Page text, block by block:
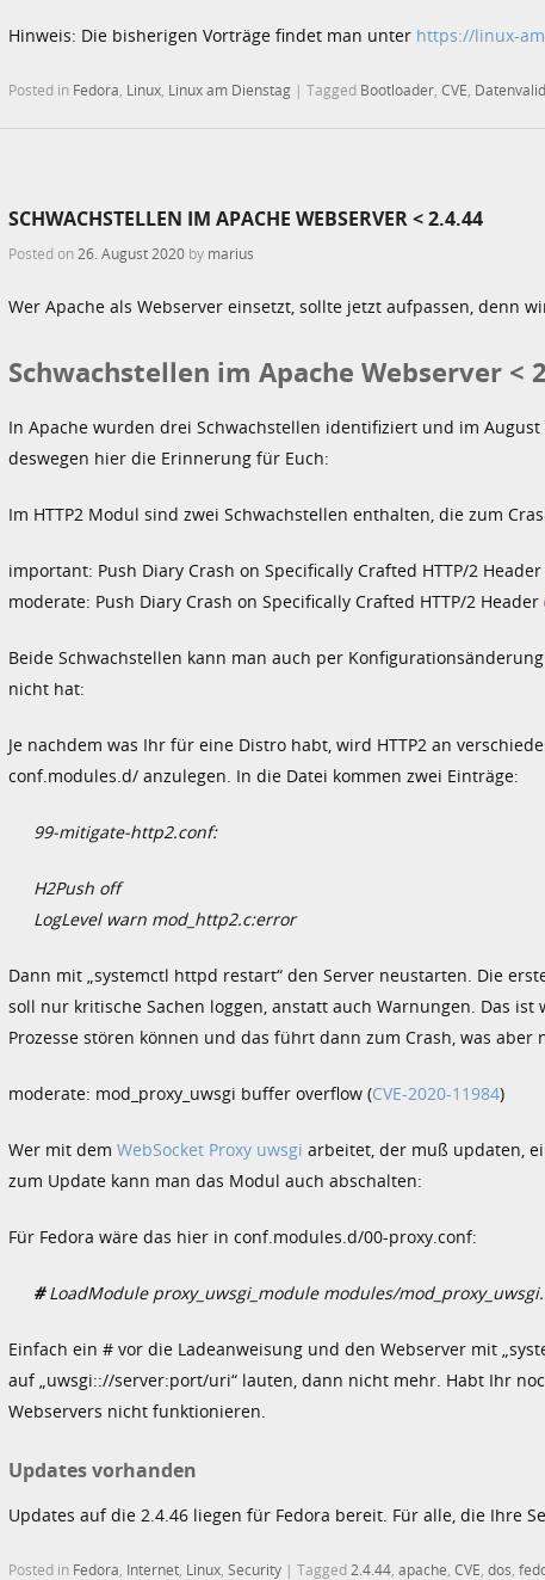
Hinweis: Die bisherigen Vorträge findet man unter https://linux-
Posted in Fedora Linux Linux am Dienstag | Tagged Bootloader CVE
SCHWACHSTELLEN IM APACHE WEBSERVER < 2.4.44
Posted on 26. August 2020 by marius
Wer Apache als Webserver einsetzt, sollte jetzt aufpassen, denn
Schwachstellen im Apache Webserver <
In Apache wurden drei Schwachstellen identifiziert und im
deswegen hier die Erinnerung für Euch:
Im HTTP2 Modul sind zwei Schwachstellen enthalten, die zum
important: Push Diary Crash on Specifically Crafted HTTP/2 Header
moderate: Push Diary Crash on Specifically Crafted HTTP/2 Header
Beide Schwachstellen kann man auch per
nicht hat:
Je nachdem was Ihr für eine Distro habt, wird HTTP2 an
conf.modules.d/ anzulegen. In die Datei kommen zwei Einträge:
99-mitigate-http2.conf:
H2Push off
LogLevel warn mod_http2.c:error
Dann mit „systemctl httpd restart“ den Server neustarten. Die
soll nur kritische Sachen loggen, anstatt auch Warnungen. Das
Prozesse stören können und das führt dann zum Crash, was
moderate: mod_proxy_uwsgi buffer overflow (CVE-2020-11984)
Wer mit dem WebSocket Proxy uwsgi arbeitet, der muß updaten,
zum Update kann man das Modul auch abschalten:
Für Fedora wäre das hier in conf.modules.d/00-proxy.conf:
#LoadModule proxy_uwsgi_module modules/
Einfach ein # vor die Ladeanweisung und den Webserver mit
auf „uwsgi:://server:port/uri“ lauten, dann nicht mehr. Habt Ihr
Webservers nicht funktionieren.
Updates vorhanden
Updates auf die 2.4.46 liegen für Fedora bereit. Für alle, die Ihre
Posted in Fedora Internet Linux Security | Tagged 2.4.44 apache CVE dos